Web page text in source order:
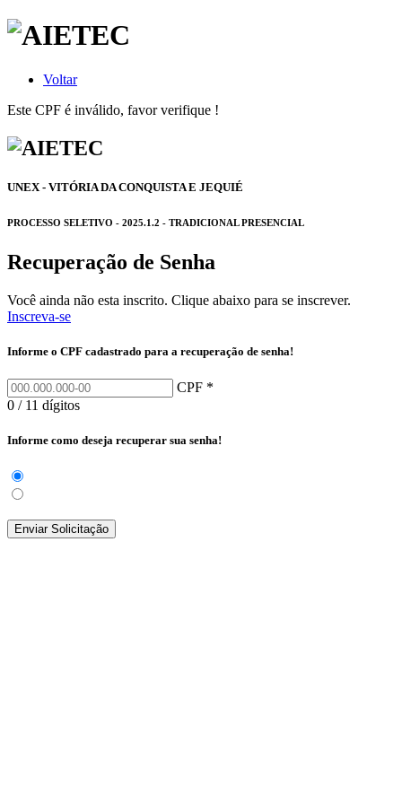
Voltar
Este CPF é inválido, favor verifique !
UNEX - VITÓRIA DA CONQUISTA E JEQUIÉ
PROCESSO SELETIVO - 2025.1.2 - TRADICIONAL PRESENCIAL
Recuperação de Senha
Você ainda não esta inscrito. Clique abaixo para se inscrever.
Inscreva-se
Informe o CPF cadastrado para a recuperação de senha!
CPF *
0 / 11 dígitos
Informe como deseja recuperar sua senha!
Enviar Solicitação